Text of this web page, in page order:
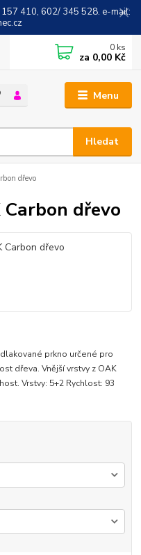
410, 602/ 345 528. e-mail:
Menu
Hledat
0 ks
za 0,00 Kč
dřevo
Carbon dřevo
prkno určené pro
dřeva. Vnější vrstvy z OAK
Vrstvy: 5+2 Rychlost: 93